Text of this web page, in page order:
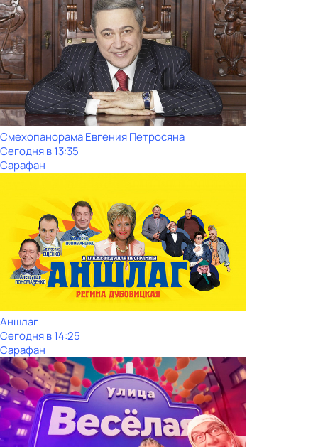
Смехопанорама Евгения Петросяна
Сегодня в 13:35
Сарафан
Аншлаг
Сегодня в 14:25
Сарафан